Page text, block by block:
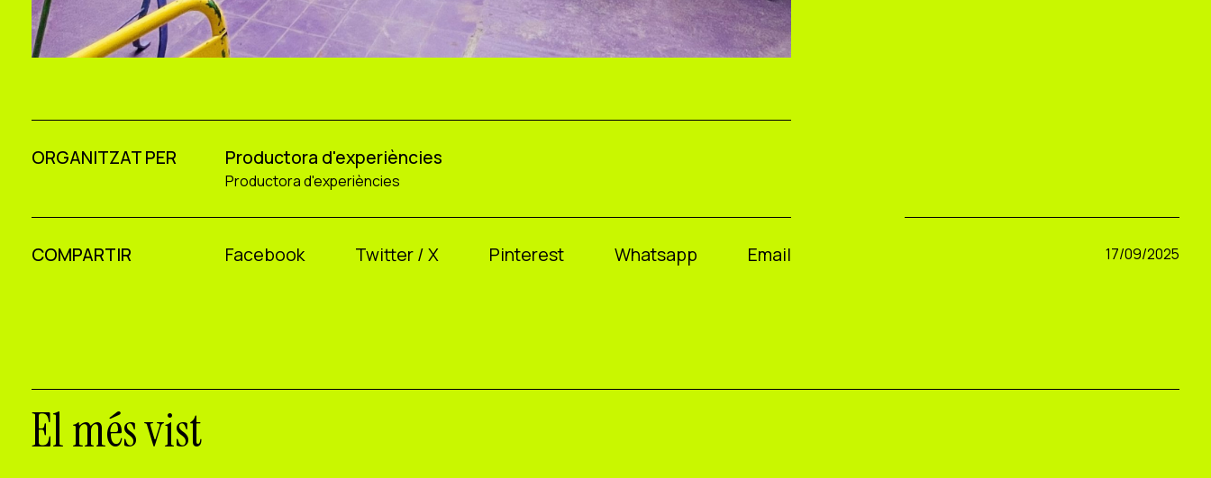
ORGANITZAT PER Productora d'experiències
Productora d'experiències
COMPARTIR Facebook Twitter / X Pinterest Whatsapp Email 17/09/2025
El més vist